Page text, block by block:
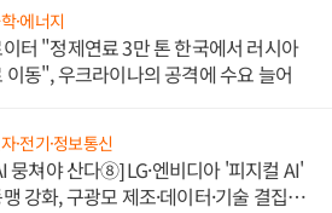
·에너지
터 "정제연료 3만 톤 한국에서 러시아
이동", 우크라이나의 공격에 수요 늘어
·전기·정보통신
뭉쳐야 산다⑧] LG·엔비디아 '피지컬 AI'
강화, 구광모 제조·데이터·기술 결집